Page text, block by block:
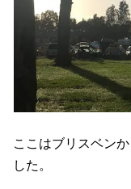
ここはブリスベン
した。